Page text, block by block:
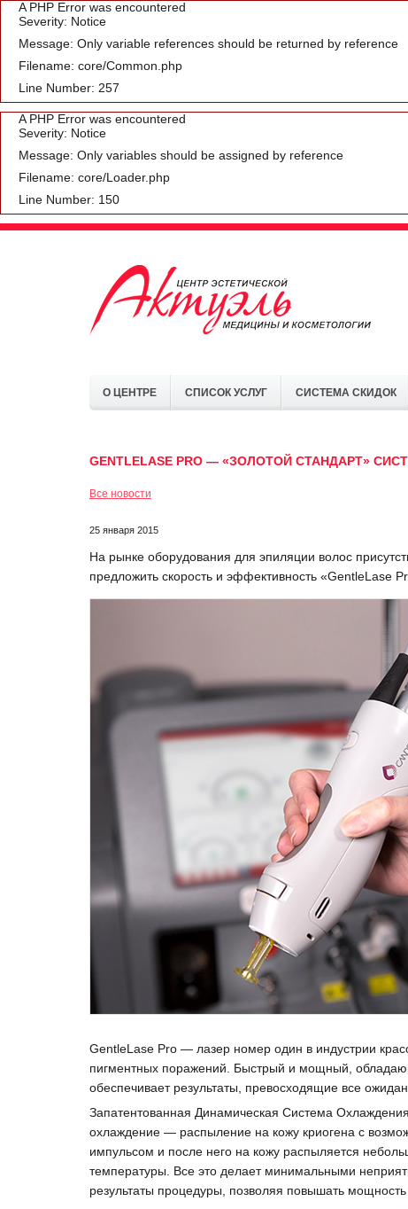
A PHP Error was encountered
Severity: Notice
Message: Only variable references should be returned by reference
Filename: core/Common.php
Line Number: 257
A PHP Error was encountered
Severity: Notice
Message: Only variables should be assigned by reference
Filename: core/Loader.php
Line Number: 150
О ЦЕНТРЕ СПИСОК УСЛУГ СИСТЕМА СКИДОК
GENTLELASE PRO — «ЗОЛОТОЙ СТАНДАРТ»
Все новости
25 января 2015
На рынке оборудования для эпиляции волос
предложить скорость и эффективность «GentleLase
GentleLase Pro — лазер номер один в индустрии
пигментных поражений. Быстрый и мощный,
обеспечивает результаты, превосходящие все
Запатентованная Динамическая Система
охлаждение — распыление на кожу криогена с
импульсом и после него на кожу распыляется
температуры. Все это делает минимальными
результаты процедуры, позволяя повышать